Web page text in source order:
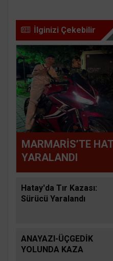
İlginizi Çekebilir
MARMARİS’TE
YARALANDI
Hatay'da Tır Kazası:
Sürücü Yaralandı
ANAYAZI-ÜÇGEDİK
YOLUNDA KAZA